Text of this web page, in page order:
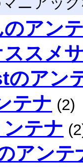
アン
スメ
のアン
テナ (2)
テナ
アンテ